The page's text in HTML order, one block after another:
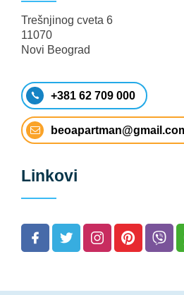
Trešnjinog cveta 6
11070
Novi Beograd
+381 62 709 000
Linkovi